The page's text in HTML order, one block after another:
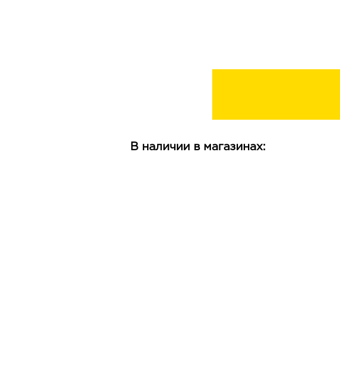
В наличии в магазинах: